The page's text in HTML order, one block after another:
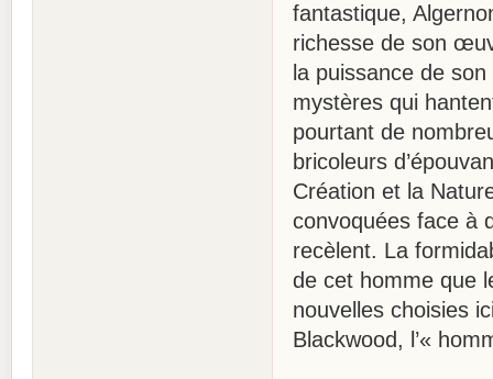
fantastique,
richesse de son
la puissance de
mystères qui
pourtant de
bricoleurs
Création et la
convoquées face à
recèlent. La
de cet homme que
nouvelles choisies
Blackwood, l’«